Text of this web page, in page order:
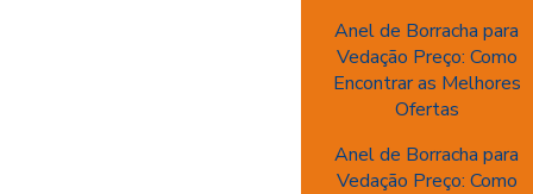
Anel de Borracha para
Vedação Preço: Como
Encontrar as Melhores
Ofertas
Anel de Borracha para
Vedação Preço: Como